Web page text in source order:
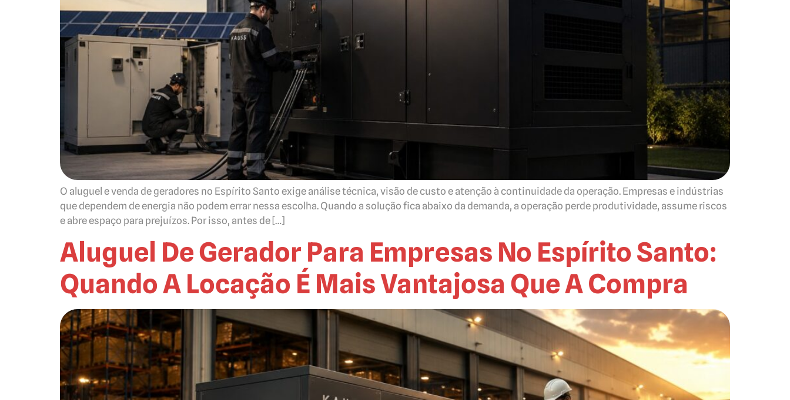
O aluguel e venda de geradores no Espírito Santo exige análise técnica, visão de custo e atenção à continuidade da operação. Empresas e indústrias
que dependem de energia não podem errar nessa escolha. Quando a solução fica abaixo da demanda, a operação perde produtividade, assume riscos
e abre espaço para prejuízos. Por isso, antes de […]
Aluguel De Gerador Para Empresas No Espírito Santo:
Quando A Locação É Mais Vantajosa Que A Compra